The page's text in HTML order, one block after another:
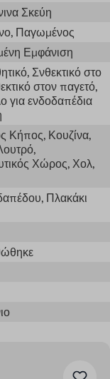
Σκεύη
, Παγωμένος
Εμφάνιση
, Σνθεκτικό στο
στον παγετό,
για ενδοδαπέδια
Κήπος, Κουζίνα,
,
Χώρος, Χολ,
, Πλακάκι